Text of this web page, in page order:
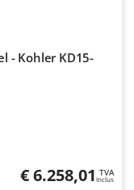
- Kohler KD15-
€ 6.258,01 TVA
Inclus